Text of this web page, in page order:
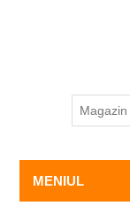
MENIUL